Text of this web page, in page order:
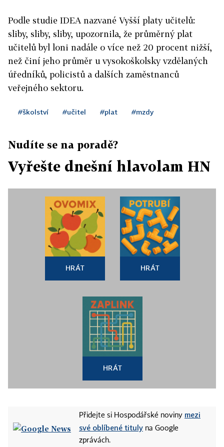
Podle studie IDEA nazvané Vyšší platy učitelů:
sliby, sliby, sliby, upozornila, že průměrný plat
učitelů byl loni nadále o více než 20 procent nižší,
než činí jeho průměr u vysokoškolsky vzdělaných
úředníků, policistů a dalších zaměstnanců
veřejného sektoru.
#školství #učitel #plat #mzdy
Nudíte se na poradě?
Vyřešte dnešní hlavolam HN
HRÁT HRÁT
HRÁT
Přidejte si Hospodářské noviny mezi
své oblíbené tituly na Google
zprávách.